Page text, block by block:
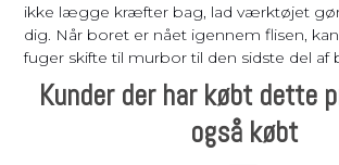
ikke lægge kræfter bag, lad værktøjet
dig. Når boret er nået igennem flisen,
fuger skifte til murbor til den sidste del af
Kunder der har købt dette
også købt